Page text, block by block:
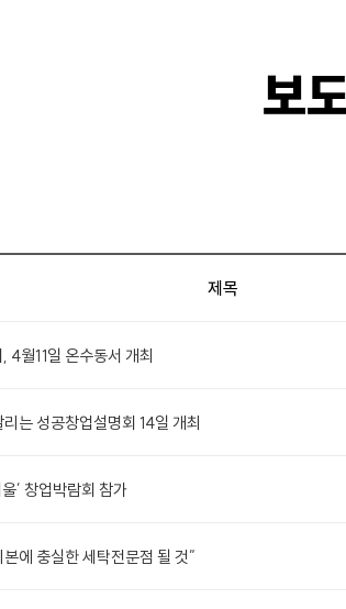
보
제목
4월11일 온수동서 개최
는 성공창업설명회 14일 개최
’ 창업박람회 참가
에 충실한 세탁전문점 될 것”